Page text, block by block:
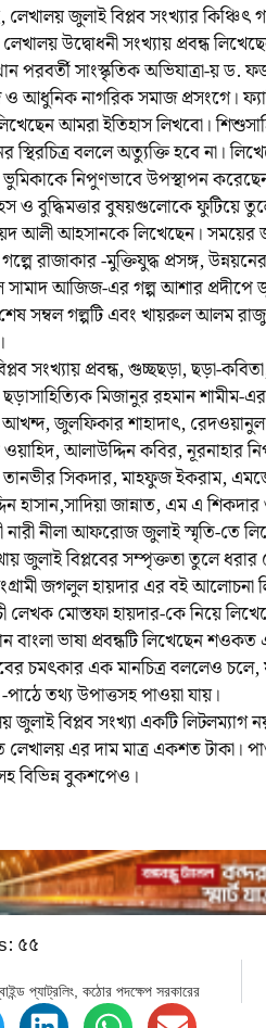
জুলাই বিপ্লব সংখ্যার
লেখালয় উদ্বোধনী সংখ্যায় প্রবন্ধ
পরবর্তী সাংস্কৃতিক অভিযাত্রা-য়
ও আধুনিক নাগরিক সমাজ প্রসংগে।
আমরা ইতিহাস লিখবো।
বললে অত্যুক্তি হবে না।
ভুমিকাকে নিপুণভাবে উপস্থাপন
ও বুদ্ধিমত্তার বুষয়গুলোকে ফুটিয়ে
আলী আহসানকে লিখেছেন। সময়ের
রাজাকার -মুক্তিযুদ্ধ প্রসঙ্গ,
আজিজ-এর গল্প আশার প্রদীপে
সম্বল গল্পটি এবং খায়রুল আলম রাজু
সংখ্যায় প্রবন্ধ, গুচ্ছছড়া, ছড়া-
মিজানুর রহমান
জুলফিকার শাহাদাৎ,
আলাউদ্দিন কবির, নূরনাহার
সিকদার, মাহফুজ ইকরাম,
হাসান,সাদিয়া জান্নাত, এম এ
নারী নীলা আফরোজ জুলাই স্মৃতি-তে
জুলাই বিপ্লবের সম্পৃক্ততা তুলে ধরার
জগলুল হায়দার এর বই
লেখক মোস্তফা হায়দার-কে নিয়ে
বাংলা ভাষা প্রবন্ধটি লিখেছেন
চমৎকার এক মানচিত্র বললেও
তথ্য উপাত্তসহ পাওয়া যায়।
বিপ্লব সংখ্যা একটি লিটলম্যাগ
এর দাম মাত্র একশত টাকা।
বিভিন্ন বুকশপেও।
৫৫
প্যাট্রলিং, কঠোর পদক্ষেপ সরকারের